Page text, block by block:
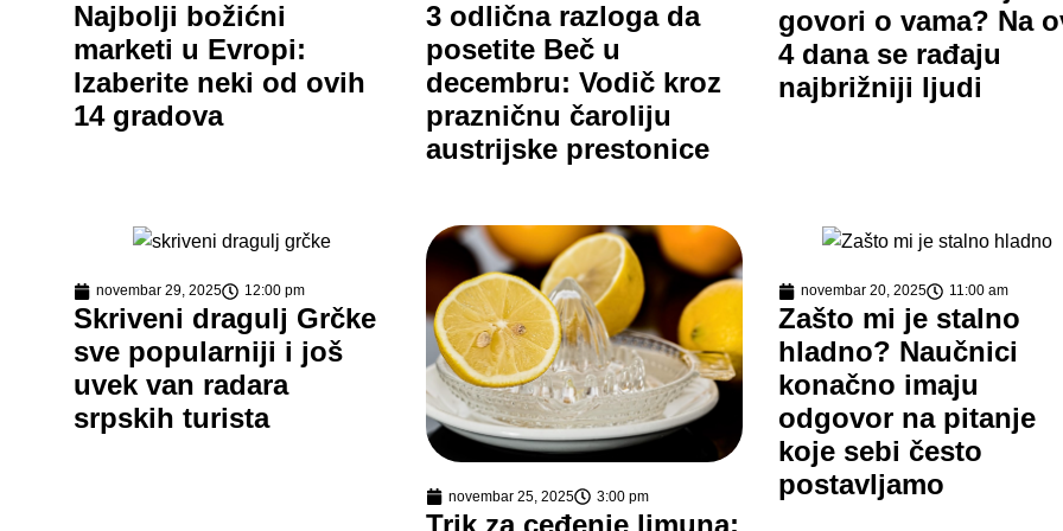
Najbolji božićni
marketi u Evropi:
Izaberite neki od ovih
14 gradova
3 odlična razloga da
posetite Beč u
decembru: Vodič kroz
prazničnu čaroliju
austrijske prestonice
govori o vama? Na
4 dana se rađaju
najbrižniji ljudi
novembar 29, 2025 12:00 pm
Skriveni dragulj Grčke
sve popularniji i još
uvek van radara
srpskih turista
novembar 25, 2025 3:00 pm
Trik za ceđenje limuna:
novembar 20, 2025 11:00 am
Zašto mi je stalno
hladno? Naučnici
konačno imaju
odgovor na pitanje
koje sebi često
postavljamo